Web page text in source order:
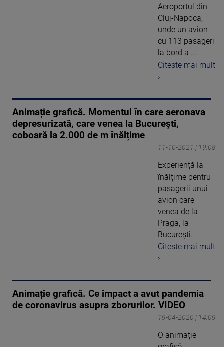
Aeroportul din
Cluj-Napoca,
unde un avion
cu 113 pasageri
la bord a ...
Citeste mai mult
›
Animație grafică. Momentul în care aeronava
depresurizată, care venea la București,
coboară la 2.000 de m înălțime
11-10-2021 | 19:08
Experiență la
înălțime pentru
pasagerii unui
avion care
venea de la
Praga, la
București.
Citeste mai mult
›
Animație grafică. Ce impact a avut pandemia
de coronavirus asupra zborurilor. VIDEO
19-04-2020 | 14:09
O animație